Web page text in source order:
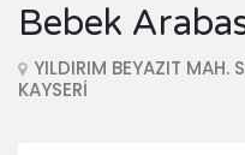
Bebek
YILDIRIM BEYAZIT MAH.
KAYSERİ